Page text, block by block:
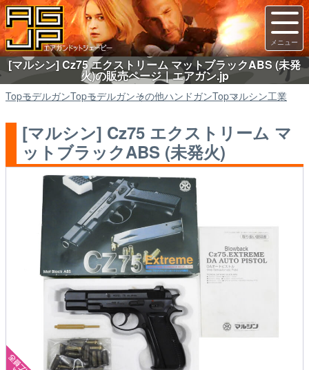
[マルシン] Cz75 エクストリーム マットブラックABS (未発
火)の販売ページ｜エアガン.jp
TopモデルガンTopモデルガンその他ハンドガンTopマルシン工業
[マルシン] Cz75 エクストリーム マ
ットブラックABS (未発火)